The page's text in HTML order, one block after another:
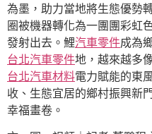
為墨，助力當地將生態優勢
圈被機器轉化為一團團彩虹
發射出去。鯉汽車零件成為
台北汽車零件地，越來越多
台北汽車材料電力賦能的東
收、生態宜居的鄉村振興新
幸福畫卷。